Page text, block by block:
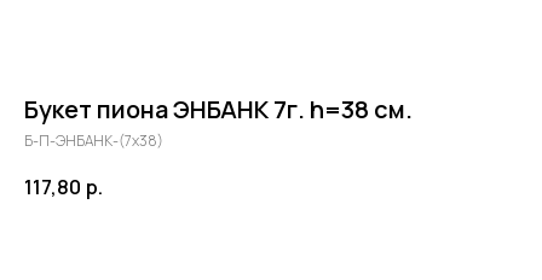
Букет пиона ЭНБАНК 7г. h=38 см.
Б-П-ЭНБАНК-(7х38)
117,80 р.